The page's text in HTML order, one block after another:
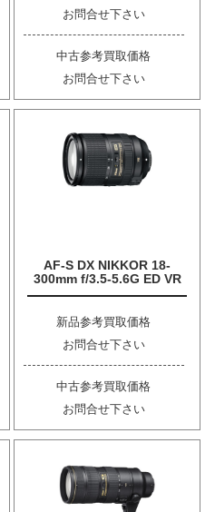
お問合せ下さい
中古参考買取価格
お問合せ下さい
AF-S DX NIKKOR 18-
300mm f/3.5-5.6G ED VR
新品参考買取価格
お問合せ下さい
中古参考買取価格
お問合せ下さい